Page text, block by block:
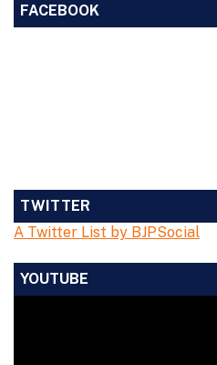
FACEBOOK
TWITTER
A Twitter List by BJPSocial
YOUTUBE